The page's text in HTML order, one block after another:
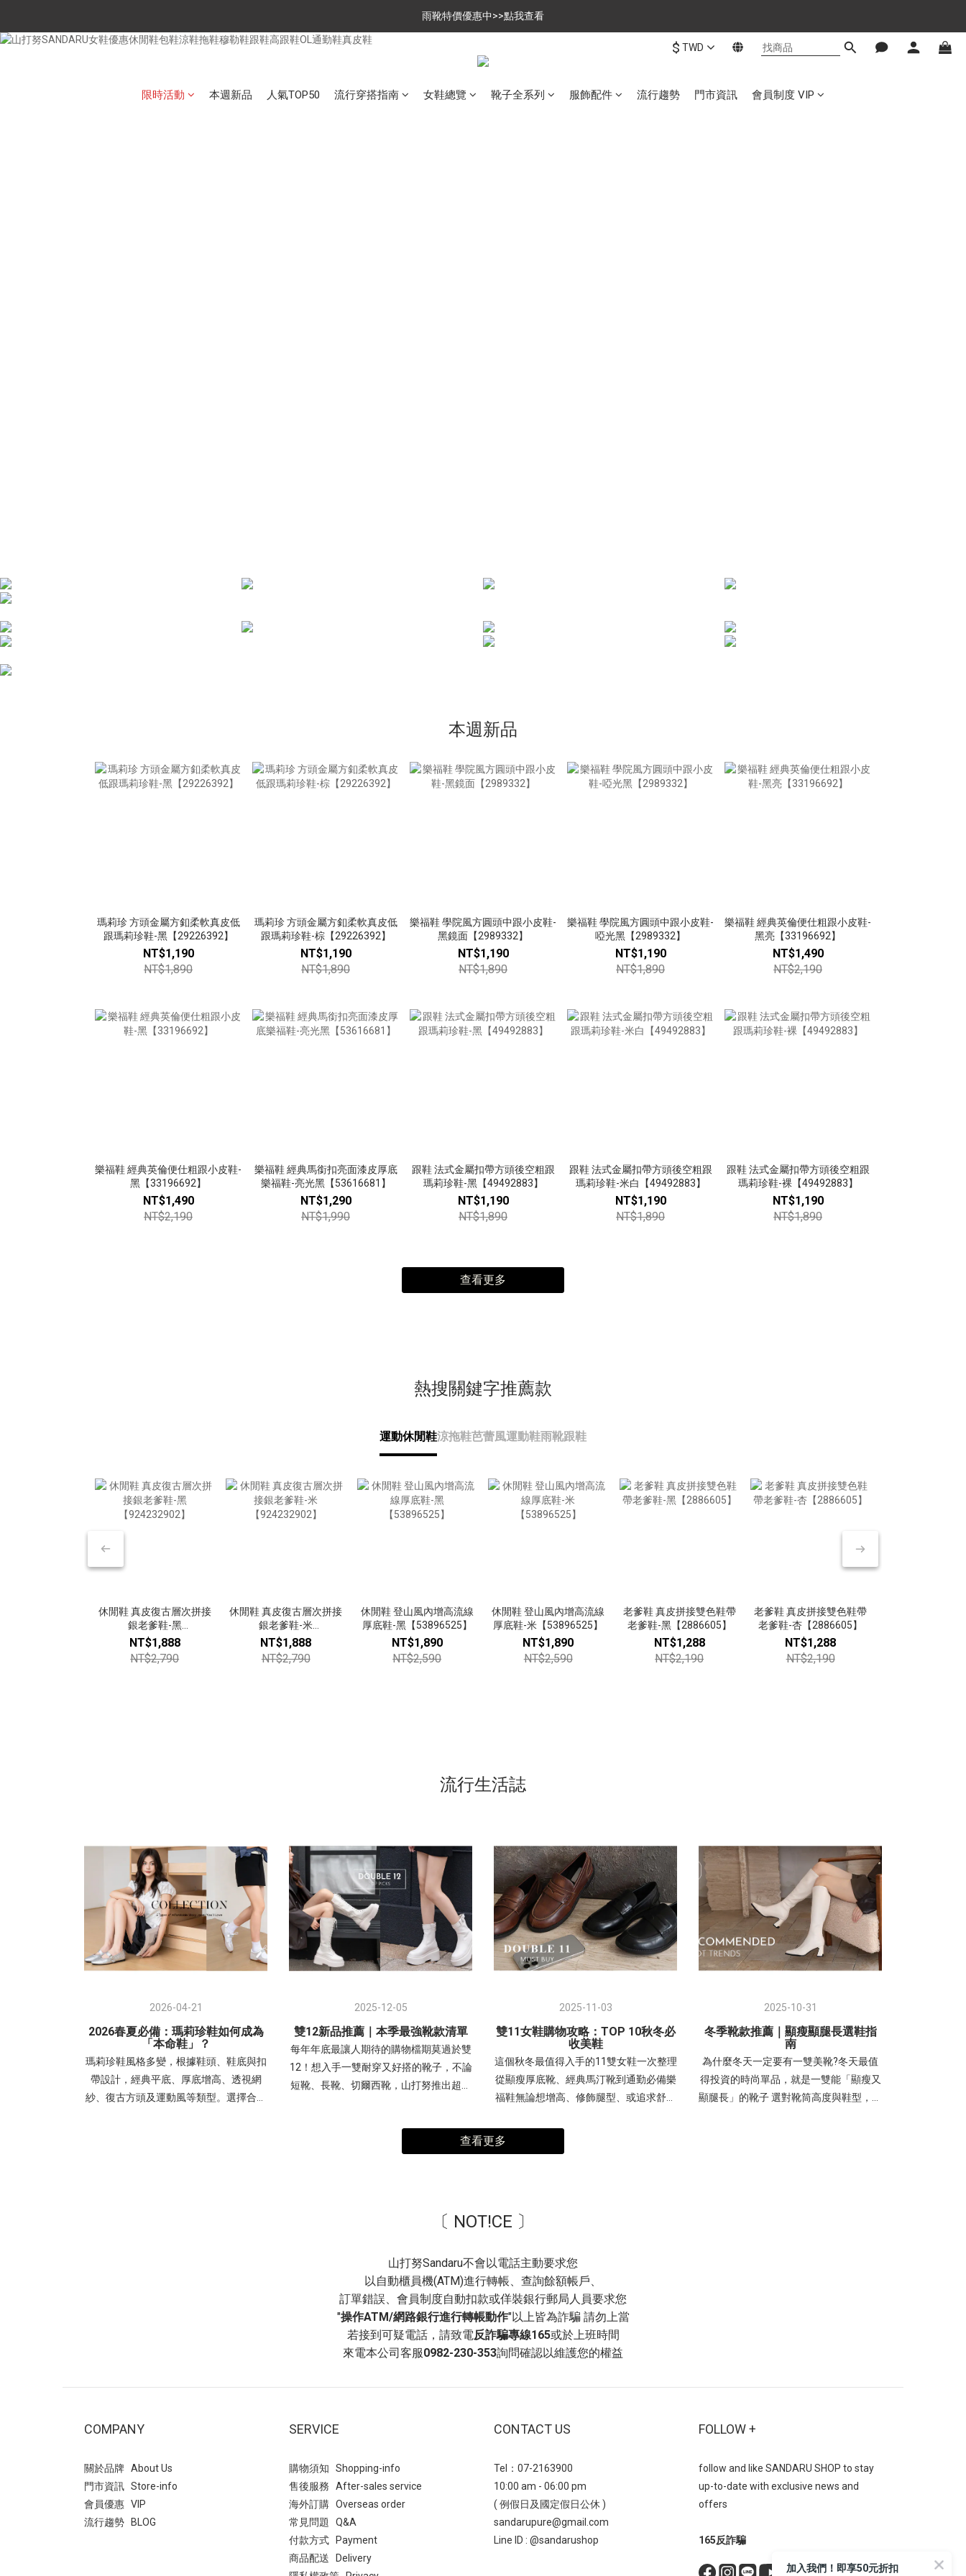
$699免運，優惠品點數5倍送
雨靴特價優惠中>>點我查看
$ TWD
限時活動 本週新品 人氣TOP50 流行穿搭指南 女鞋總覽 靴子全系列 服飾配件 流行趨勢 門市資訊 會員制度 VIP
本週新品
瑪莉珍 方頭金屬方釦柔軟真皮低
跟瑪莉珍鞋-黑【29226392】
NT$1,190
NT$1,890
瑪莉珍 方頭金屬方釦柔軟真皮低
跟瑪莉珍鞋-棕【29226392】
NT$1,190
NT$1,890
樂福鞋 學院風方圓頭中跟小皮鞋-
黑鏡面【2989332】
NT$1,190
NT$1,890
樂福鞋 學院風方圓頭中跟小皮鞋-
啞光黑【2989332】
NT$1,190
NT$1,890
樂福鞋 經典英倫便仕粗跟小皮鞋-
黑亮【33196692】
NT$1,490
NT$2,190
樂福鞋 經典英倫便仕粗跟小皮鞋-
黑【33196692】
NT$1,490
NT$2,190
樂福鞋 經典馬銜扣亮面漆皮厚底
樂福鞋-亮光黑【53616681】
NT$1,290
NT$1,990
跟鞋 法式金屬扣帶方頭後空粗跟
瑪莉珍鞋-黑【49492883】
NT$1,190
NT$1,890
跟鞋 法式金屬扣帶方頭後空粗跟
瑪莉珍鞋-米白【49492883】
NT$1,190
NT$1,890
跟鞋 法式金屬扣帶方頭後空粗跟
瑪莉珍鞋-裸【49492883】
NT$1,190
NT$1,890
查看更多
熱搜關鍵字推薦款
運動休閒鞋涼拖鞋芭蕾風運動鞋雨靴跟鞋
休閒鞋 真皮復古層次拼接
銀老爹鞋-黑
【924232902】
NT$1,888
NT$2,790
休閒鞋 真皮復古層次拼接
銀老爹鞋-米
【924232902】
NT$1,888
NT$2,790
休閒鞋 登山風內增高流線
厚底鞋-黑【53896525】
NT$1,890
NT$2,590
休閒鞋 登山風內增高流線
厚底鞋-米【53896525】
NT$1,890
NT$2,590
老爹鞋 真皮拼接雙色鞋帶
老爹鞋-黑【2886605】
NT$1,288
NT$2,190
老爹鞋 真皮拼接雙色鞋帶
老爹鞋-杏【2886605】
NT$1,288
NT$2,190
流行生活誌
2026-04-21
2026春夏必備：瑪莉珍鞋如何成為
「本命鞋」？
瑪莉珍鞋風格多變，根據鞋頭、鞋底與扣
帶設計，經典平底、厚底增高、透視網
紗、復古方頭及運動風等類型。選擇合適
白色泡泡袖洋裝，黑色的滾邊設計與腳上
襪搭得好，穿搭完整度就會很高！ 瑪莉
珍 復古交叉帶內增高瑪莉珍鞋- 平底瑪莉
珍鞋：最實穿的日常首選方頭編織紋一字
帶瑪莉珍鞋此款相較於平滑皮革，編織設
2025-12-05
雙12新品推薦｜本季最強靴款清單
每年年底最讓人期待的購物檔期莫過於雙
12！想入手一雙耐穿又好搭的靴子，不論
短靴、長靴、切爾西靴，山打努推出超值
字那你一定不能錯過這篇~ - 短靴推薦從
工作到約會都能穿，適合上班族、學生、
視覺增高修飾比例，這款短靴融合了多種
時尚元素，是秋冬穿搭不可或缺的單品，
孩 → 短靴 一字皮帶扣超厚底鬆糕靴(點
我) 尖頭個性牛仔反摺靴這款短靴融合了
麂皮絨面材質與時尚尖頭設計，輕鬆打造
俐落帥氣的秋冬造型！獨特的靴筒反摺堆
堆造型，增添豐富的穿搭層次感。穩固好
走的5公分跟高，輕鬆拉長雙腿比例，無
個性牛仔反摺靴(點我)- 永不退流行切爾
以其側邊鬆緊帶無鞋帶的設計為主要特
即可輕鬆搞定一週所有穿搭，6.5公分穩
固的厚底立刻拉長腿部比例！經典的鬆緊
帶拼接，不僅增加穿著彈性，更為整體造
型增添率性層次感。推薦給想買一雙能穿
很多年的你！ → 短靴 輕量厚底瘦瘦切爾
西靴(點我)- 潮流厚底靴強勢回歸厚底靴
是秋冬季節持續流行的時尚單品，不僅能
2025-11-03
雙11女鞋購物攻略：TOP 10秋冬必
收美鞋
這個秋冬最值得入手的11雙女鞋一次整理
從顯瘦厚底靴、經典馬汀靴到通勤必備樂
福鞋無論想增高、修飾腿型、或追求舒適
腿瘦瘦靴透過「彈力貼腿」和「防水台厚
底」兩大設計，達到視覺上的顯瘦與增高
搭、舒適，並能輕鬆駕馭多種秋冬風格的
力瘦瘦靴 增高約 7.5 公分採用「前高後
高」的厚底設計，穿上後能貼合腿型，視
覺上使小腿看起來更纖細、俐落修飾身
形；厚實的「鋸齒大底」不僅提供良好的
抓地力與存在感，也為鞋款增添時髦個性
與視覺層次，貼心的「拉鍊」設計，讓穿
是秋冬衣櫥不可或缺的時髦百搭單品。
鍊」的便利設計，讓這雙靴子集美觀、功
能、舒適於一身，是秋冬時髦穿搭不可或
缺的實用單品。(點我)短靴 率性方頭粗中
跟短靴 這款靴子必買的特點：帶有強烈
「復古」元素的設計，能輕鬆營造出優雅
2025-10-31
冬季靴款推薦｜顯瘦顯腿長選鞋指
南
為什麼冬天一定要有一雙美靴?冬天最值
得投資的時尚單品，就是一雙能「顯瘦又
顯腿長」的靴子 選對靴筒高度與鞋型，不
秘密武器中筒靴的長度約在小腿肚中央，
靴（包含及膝靴與膝上靴）是打造逆天長
腿的神器，透過大面積的包覆，直接改變
腿部線條比例選筒身柔軟且貼合腿型的款
合搭配短裙、短褲或貼身褲裝，充分發揮
長靴的修飾效果 材質與功能建議：舒適
查看更多
〔 NOT!CE 〕
山打努Sandaru不會以電話主動要求您
以自動櫃員機(ATM)進行轉帳、查詢餘額帳戶、
訂單錯誤、會員制度自動扣款或佯裝銀行郵局人員要求您
"操作ATM/網路銀行進行轉帳動作"以上皆為詐騙 請勿上當
若接到可疑電話，請致電反詐騙專線165或於上班時間
來電本公司客服0982-230-353詢問確認以維護您的權益
COMPANY
關於品牌 About Us
門市資訊 Store-info
會員優惠 VIP
流行趨勢 BLOG
SERVICE
購物須知 Shopping-info
售後服務 After-sales service
海外訂購 Overseas order
常見問題 Q&A
付款方式 Payment
商品配送 Delivery
CONTACT US
Tel：07-2163900
10:00 am - 06:00 pm
( 例假日及國定假日公休 )
sandarupure@gmail.com
Line ID : @sandarushop
FOLLOW +
follow and like SANDARU SHOP to stay
up-to-date with exclusive news and
offers
165反詐騙
加入我們！即享50元折扣